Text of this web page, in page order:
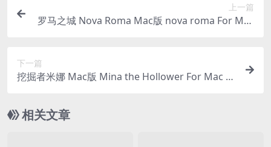
上一篇
罗马之城 Nova Roma Mac版 nova roma For Mac
下一篇
挖掘者米娜 Mac版 Mina the Hollower For Mac v
相关文章